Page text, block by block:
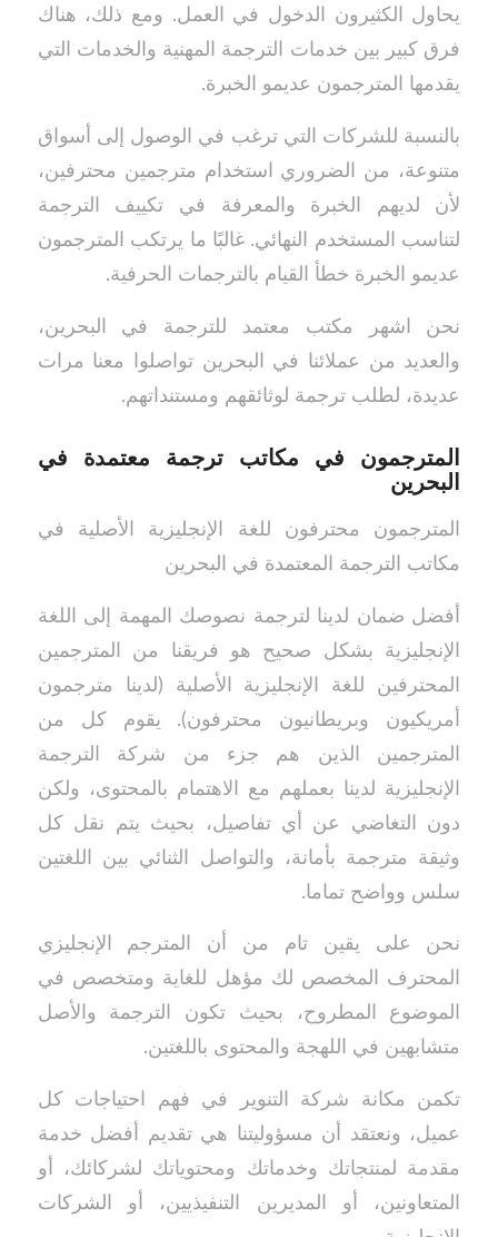
يحاول الكثيرون الدخول في العمل. ومع ذلك، هناك
فرق كبير بين خدمات الترجمة المهنية والخدمات التي
يقدمها المترجمون عديمو الخبرة.
بالنسبة للشركات التي ترغب في الوصول إلى أسواق
متنوعة، من الضروري استخدام مترجمين محترفين،
لأن لديهم الخبرة والمعرفة في تكييف الترجمة
لتناسب المستخدم النهائي. غالبًا ما يرتكب المترجمون
عديمو الخبرة خطأ القيام بالترجمات الحرفية.
نحن اشهر مكتب معتمد للترجمة في البحرين،
والعديد من عملائنا في البحرين تواصلوا معنا مرات
عديدة، لطلب ترجمة لوثائقهم ومستنداتهم.
المترجمون في مكاتب ترجمة معتمدة في
البحرين
المترجمون محترفون للغة الإنجليزية الأصلية في
مكاتب الترجمة المعتمدة في البحرين
أفضل ضمان لدينا لترجمة نصوصك المهمة إلى اللغة
الإنجليزية بشكل صحيح هو فريقنا من المترجمين
المحترفين للغة الإنجليزية الأصلية (لدينا مترجمون
أمريكيون وبريطانيون محترفون). يقوم كل من
المترجمين الذين هم جزء من شركة الترجمة
الإنجليزية لدينا بعملهم مع الاهتمام بالمحتوى، ولكن
دون التغاضي عن أي تفاصيل، بحيث يتم نقل كل
وثيقة مترجمة بأمانة، والتواصل الثنائي بين اللغتين
سلس وواضح تماما.
نحن على يقين تام من أن المترجم الإنجليزي
المحترف المخصص لك مؤهل للغاية ومتخصص في
الموضوع المطروح، بحيث تكون الترجمة والأصل
متشابهين في اللهجة والمحتوى باللغتين.
تكمن مكانة شركة التنوير في فهم احتياجات كل
عميل، ونعتقد أن مسؤوليتنا هي تقديم أفضل خدمة
مقدمة لمنتجاتك وخدماتك ومحتوياتك لشركائك، أو
المتعاونين، أو المديرين التنفيذيين، أو الشركات